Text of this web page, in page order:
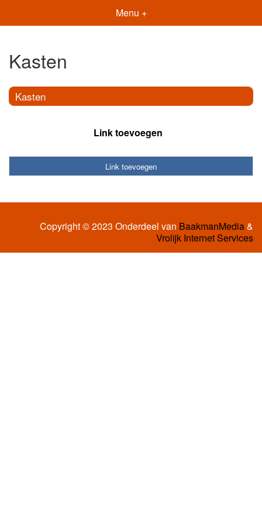
Menu +
Kasten
Kasten
Link toevoegen
Link toevoegen
Copyright © 2023 Onderdeel van BaakmanMedia&
Vrolijk Internet Services